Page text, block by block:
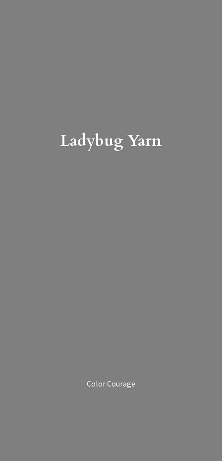
Ladybug Yarn
Color Courage